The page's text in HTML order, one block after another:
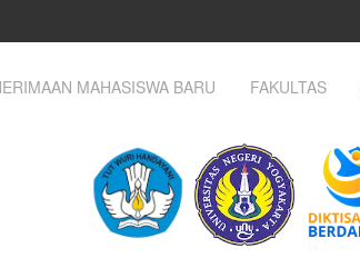
MAHASISWA BARU FAKULTAS